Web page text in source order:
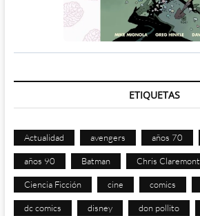
ETIQUETAS
Actualidad avengers años 70
años 90 Batman Chris Claremont
Ciencia Ficción cine comics
dc comics disney don pollito